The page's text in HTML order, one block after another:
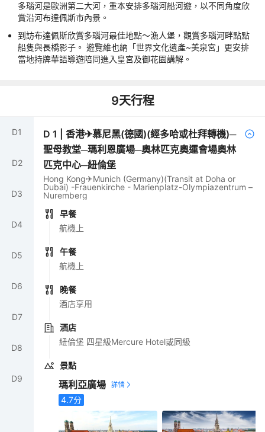
多瑙河是歐洲第二大河，重本安排多瑙河船河遊，以不同角度欣
賞沿河布達佩斯市內景。
到訪布達佩斯欣賞多瑙河最佳地點～漁人堡，觀賞多瑙河畔點點
船隻與長橋影子。 遊覽維也納「世界文化遺產~美泉宮」更安排
當地持牌華語導遊陪同進入皇宮及御花園講解。
9天行程
D1
D2
D3
D4
D5
D6
D7
D8
D9
D1 |香港✈慕尼黑(德國)(經多哈或杜拜轉機)─
聖母教堂─瑪利恩廣場─奧林匹克奧運會場奧林
匹克中心─紐倫堡
Hong Kong✈Munich (Germany)(Transit at Doha or
Dubai) -Frauenkirche - Marienplatz-Olympiazentrum –
Nuremberg
早餐
航機上
午餐
航機上
晚餐
酒店享用
酒店
紐倫堡 四星級Mercure Hotel或同級
景點
瑪利亞廣場
4.7分